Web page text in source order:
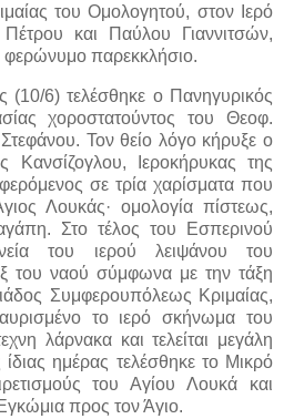
του Ομολογητού, στον Ιερό
και Παύλου Γιαννιτσών,
φερώνυμο παρεκκλήσιο.
(10/6) τελέσθηκε ο Πανηγυρικός
χοροστατούντος του Θεοφ.
Τον θείο λόγο κήρυξε ο
Κανσίζογλου, Ιεροκήρυκας της
σε τρία χαρίσματα που
Λουκάς· ομολογία πίστεως,
Στο τέλος του Εσπερινού
του ιερού λειψάνου του
του ναού σύμφωνα με την τάξη
Συμφερουπόλεως Κριμαίας,
το ιερό σκήνωμα του
λάρνακα και τελείται μεγάλη
ημέρας τελέσθηκε το Μικρό
του Αγίου Λουκά και
προς τον Άγιο.